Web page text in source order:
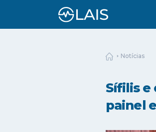
Notícias
Sífilis e
painel